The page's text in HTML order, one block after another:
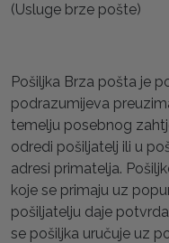
(Usluge brze pošte)
Pošiljka Brza pošta je
podrazumijeva
temelju posebnog
odredi pošiljatelj ili u
adresi primatelja.
koje se primaju uz
pošiljatelju daje
se pošiljka uručuje uz